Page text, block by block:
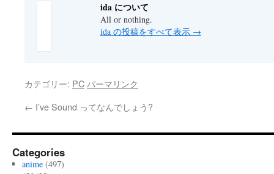
ida について
All or nothing.
ida の投稿をすべて表示 →
カテゴリー: PC パーマリンク
← I’ve Sound ってなんでしょう?
Categories
anime(497)